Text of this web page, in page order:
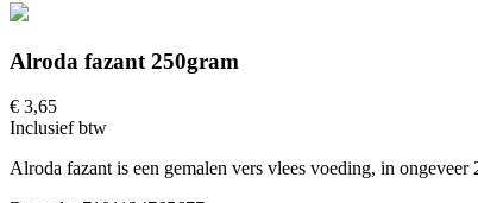
Alroda fazant 250gram
€ 3,65
Inclusief btw
Alroda fazant is een gemalen vers vlees voeding, in